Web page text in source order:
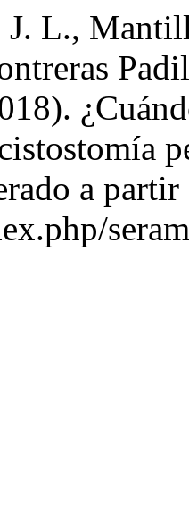
J. L.,
a